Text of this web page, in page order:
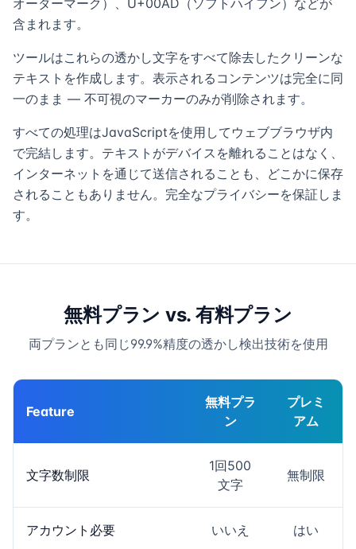
オーダーマーク）、U+00AD（ソフトハイフン）などが
含まれます。
ツールはこれらの透かし文字をすべて除去したクリーンな
テキストを作成します。表示されるコンテンツは完全に同
一のまま — 不可視のマーカーのみが削除されます。
すべての処理はJavaScriptを使用してウェブブラウザ内
で完結します。テキストがデバイスを離れることはなく、
インターネットを通じて送信されることも、どこかに保存
されることもありません。完全なプライバシーを保証しま
す。
無料プラン vs. 有料プラン
両プランとも同じ99.9%精度の透かし検出技術を使用
Feature
無料プラ
ン
プレミ
アム
文字数制限
1回500
文字
無制限
アカウント必要 いいえ はい